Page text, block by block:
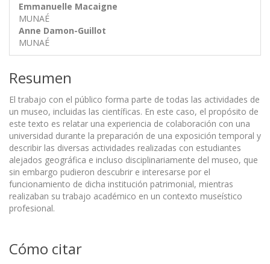
Emmanuelle Macaigne
MUNAÉ
Anne Damon-Guillot
MUNAÉ
Resumen
El trabajo con el público forma parte de todas las actividades de
un museo, incluidas las científicas. En este caso, el propósito de
este texto es relatar una experiencia de colaboración con una
universidad durante la preparación de una exposición temporal y
describir las diversas actividades realizadas con estudiantes
alejados geográfica e incluso disciplinariamente del museo, que
sin embargo pudieron descubrir e interesarse por el
funcionamiento de dicha institución patrimonial, mientras
realizaban su trabajo académico en un contexto museístico
profesional.
Cómo citar